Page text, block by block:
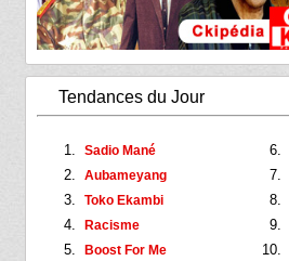
Tendances du Jour
Sadio Mané
Aubameyang
Toko Ekambi
Racisme
Boost For Me